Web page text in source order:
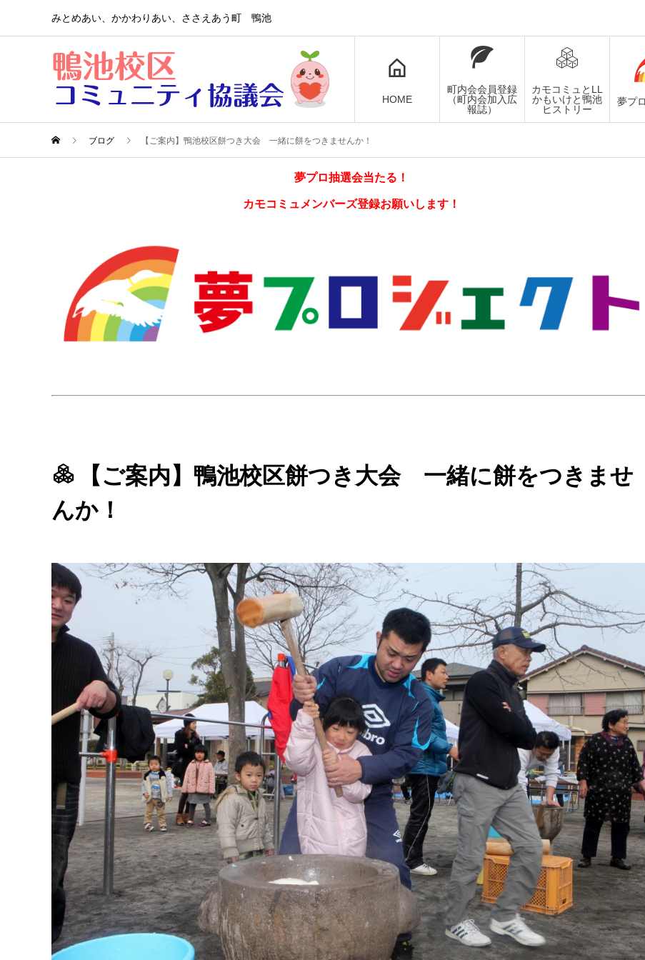
みとめあい、かかわりあい、ささえあう町 鴨池
HOME
町内会会員登録
（町内会加入広
報誌）
カモコミュとLL
かもいけと鴨池
ヒストリー
夢プ
ブログ 【ご案内】鴨池校区餅つき大会 一緒に餅をつきませんか！
夢プロ抽選会当たる！
カモコミュメンバーズ登録お願いします！
【ご案内】鴨池校区餅つき大会 一緒に餅をつきませ
んか！